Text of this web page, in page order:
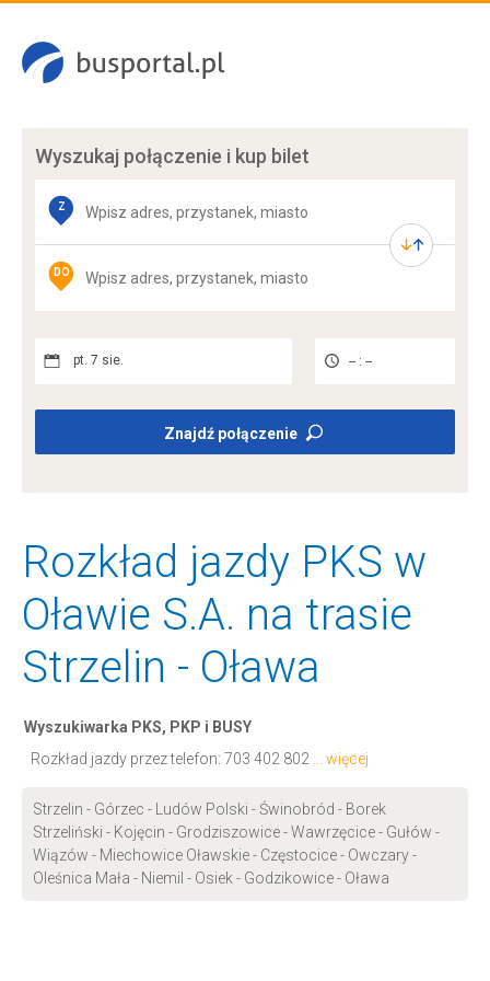
Wyszukaj połączenie i kup bilet
Z
DO
pt. 7 sie. -- : --
Znajdź połączenie
Rozkład jazdy PKS w
Oławie S.A. na trasie
Strzelin - Oława
Wyszukiwarka PKS, PKP i BUSY
Rozkład jazdy przez telefon: 703 402 802 ... więcej
Strzelin - Górzec - Ludów Polski - Świnobród - Borek
Strzeliński - Kojęcin - Grodziszowice - Wawrzęcice - Gułów -
Wiązów - Miechowice Oławskie - Częstocice - Owczary -
Oleśnica Mała - Niemil - Osiek - Godzikowice - Oława